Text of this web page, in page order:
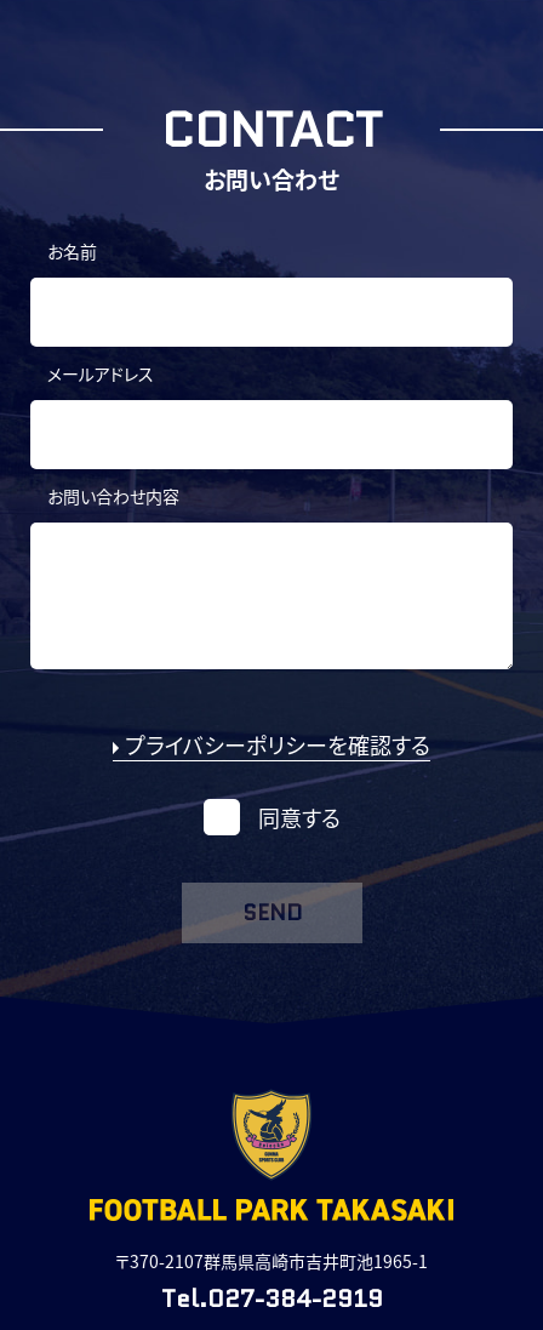
CONTACT
お問い合わせ
お名前
メールアドレス
お問い合わせ内容
プライバシーポリシーを確認する
同意する
SEND
〒370-2107群馬県高崎市吉井町池1965-1
Tel.027-384-2919